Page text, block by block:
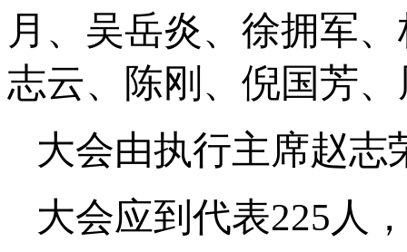
月、吴岳炎、徐拥军
志云、陈刚、倪国芳
大会由执行主席赵志
大会应到代表225人